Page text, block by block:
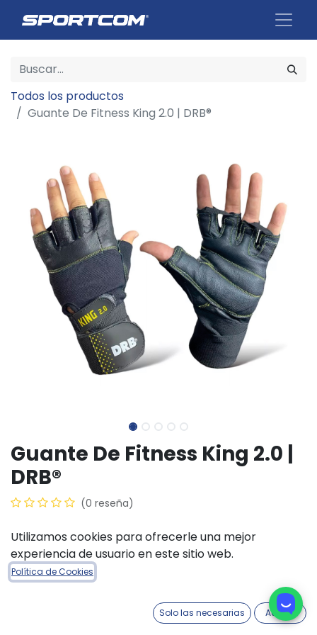
Todos los productos
Guante De Fitness King 2.0 | DRB®
Guante De Fitness King 2.0 |
DRB®
(0 reseña)
$29.700,00
TALLE ACCESORIOS
Utilizamos cookies para ofrecerle una mejor
experiencia de usuario en este sitio web.
Política de Cookies
Solo las necesarias Acepto